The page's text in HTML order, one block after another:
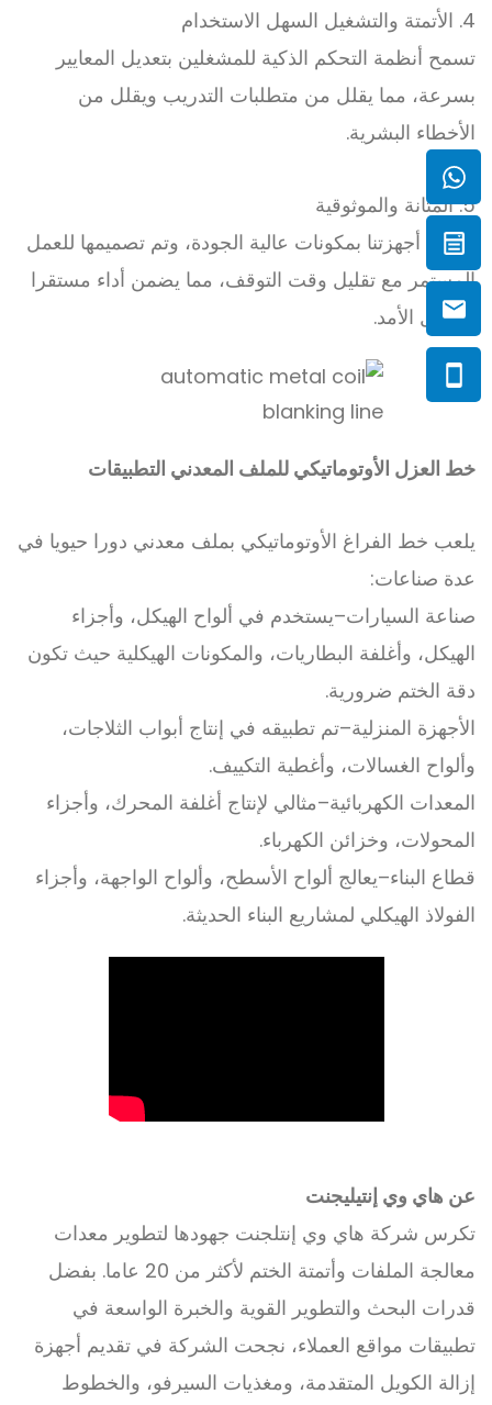
4. الأتمتة والتشغيل السهل الاستخدام
تسمح أنظمة التحكم الذكية للمشغلين بتعديل المعايير
بسرعة، مما يقلل من متطلبات التدريب ويقلل من
الأخطاء البشرية.
5. المتانة والموثوقية
تم بناء أجهزتنا بمكونات عالية الجودة، وتم تصميمها للعمل
المستمر مع تقليل وقت التوقف، مما يضمن أداء مستقرا
وطويل الأمد.
خط العزل الأوتوماتيكي للملف المعدني التطبيقات
يلعب خط الفراغ الأوتوماتيكي بملف معدني دورا حيويا في
عدة صناعات:
صناعة السيارات–يستخدم في ألواح الهيكل، وأجزاء
الهيكل، وأغلفة البطاريات، والمكونات الهيكلية حيث تكون
دقة الختم ضرورية.
الأجهزة المنزلية–تم تطبيقه في إنتاج أبواب الثلاجات،
وألواح الغسالات، وأغطية التكييف.
المعدات الكهربائية–مثالي لإنتاج أغلفة المحرك، وأجزاء
المحولات، وخزائن الكهرباء.
قطاع البناء–يعالج ألواح الأسطح، وألواح الواجهة، وأجزاء
الفولاذ الهيكلي لمشاريع البناء الحديثة.
عن هاي وي إنتيليجنت
تكرس شركة هاي وي إنتلجنت جهودها لتطوير معدات
معالجة الملفات وأتمتة الختم لأكثر من 20 عاما. بفضل
قدرات البحث والتطوير القوية والخبرة الواسعة في
تطبيقات مواقع العملاء، نجحت الشركة في تقديم أجهزة
إزالة الكويل المتقدمة، ومغذيات السيرفو، والخطوط